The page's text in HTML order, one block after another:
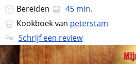
Bereiden
45 min.
Kookboek van peterstam
Schrijf een review